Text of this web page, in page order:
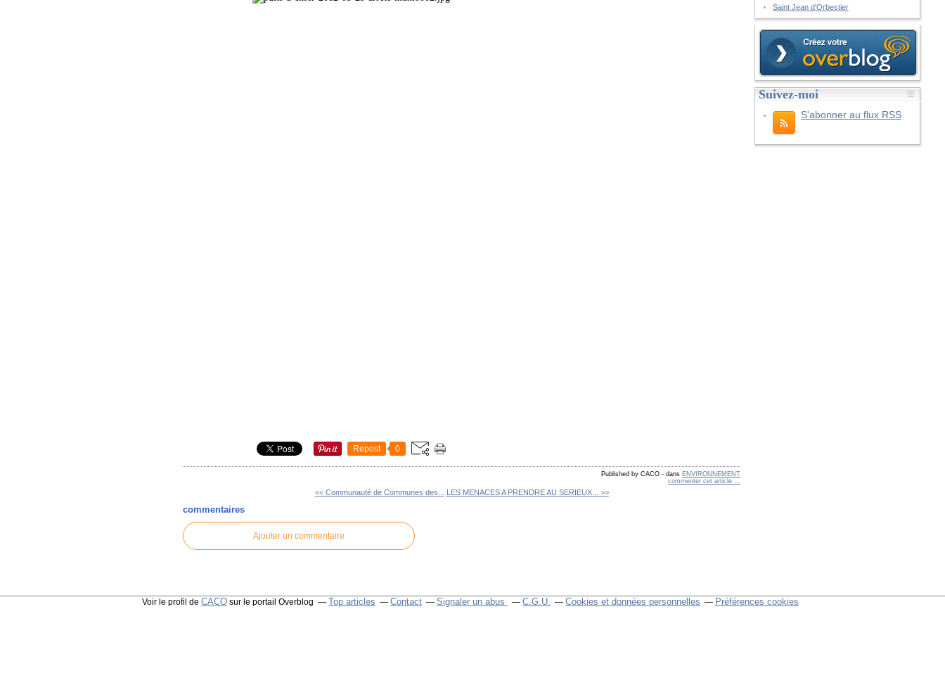
Repost 0
Published by CACO - dans ENVIRONNEMENT
commenter cet article
<< Communauté de Communes des... LES MENACES A PRENDRE AU SERIEUX... >>
commentaires
Ajouter un commentaire
Saint Jean d'Orbestier
Suivez-moi
S'abonner au flux RSS
Voir le profil de CACO sur le portail Overblog Top articles Contact Signaler un abus C.G.U. Cookies et données personnelles Préférences cookies